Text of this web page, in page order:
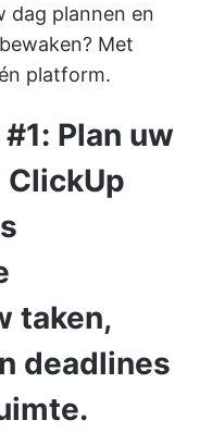
dag plannen en
Met
platform.
Plan uw
ClickUp
taken,
deadlines